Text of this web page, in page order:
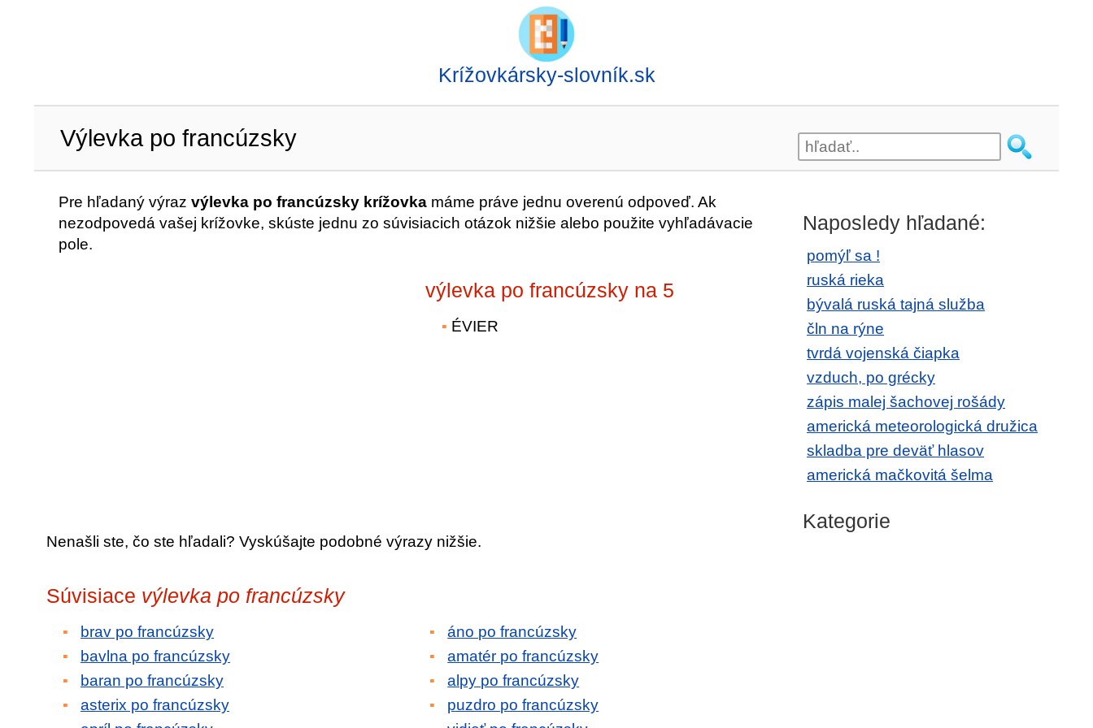
Krížovkársky-slovník.sk
Výlevka po francúzsky
Pre hľadaný výraz výlevka po francúzsky krížovka máme práve jednu overenú odpoveď. Ak
nezodpovedá vašej krížovke, skúste jednu zo súvisiacich otázok nižšie alebo použite vyhľadávacie
pole.
výlevka po francúzsky na 5
ÉVIER
Nenašli ste, čo ste hľadali? Vyskúšajte podobné výrazy nižšie.
Súvisiace výlevka po francúzsky
brav po francúzsky
bavlna po francúzsky
baran po francúzsky
asterix po francúzsky
áno po francúzsky
amatér po francúzsky
alpy po francúzsky
puzdro po francúzsky
Naposledy hľadané:
pomýľ sa !
ruská rieka
bývalá ruská tajná služba
čln na rýne
tvrdá vojenská čiapka
vzduch, po grécky
zápis malej šachovej rošády
americká meteorologická družica
skladba pre deväť hlasov
americká mačkovitá šelma
Kategorie